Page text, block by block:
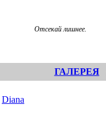
Отсекай лишнее.
ГАЛЕРЕЯ
Diana